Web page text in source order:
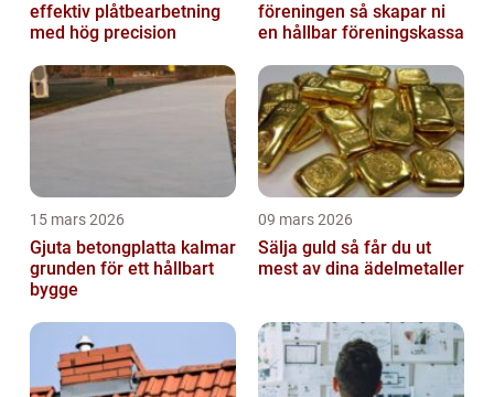
effektiv plåtbearbetning
med hög precision
föreningen så skapar ni
en hållbar föreningskassa
15 mars 2026
Gjuta betongplatta kalmar
grunden för ett hållbart
bygge
09 mars 2026
Sälja guld så får du ut
mest av dina ädelmetaller